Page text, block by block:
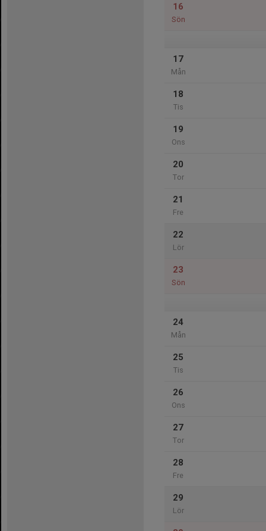
16
Sön
17
Mån
18
Tis
19
Ons
20
Tor
21
Fre
22
Lör
23
Sön
24
Mån
25
Tis
26
Ons
27
Tor
28
Fre
29
Lör